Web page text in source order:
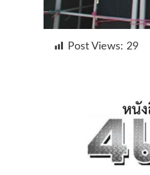
Post Views: 29